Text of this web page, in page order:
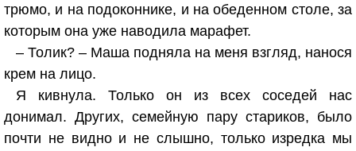
трюмо, и на подоконнике, и на обеденном столе, за
которым она уже наводила марафет.
– Толик? – Маша подняла на меня взгляд, нанося
крем на лицо.
Я кивнула. Только он из всех соседей нас
донимал. Других, семейную пару стариков, было
почти не видно и не слышно, только изредка мы